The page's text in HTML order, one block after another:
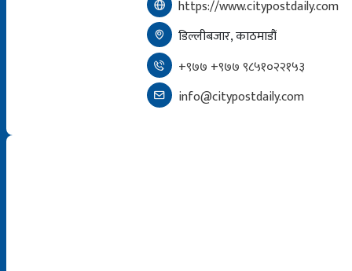
https://www.citypostdaily.com
डिल्लीबजार, काठमाडौं
+९७७ +९७७ ९८५१०२२१५३
info@citypostdaily.com